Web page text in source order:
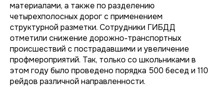
материалами, а также по разделению
четырехполосных дорог с применением
структурной разметки. Сотрудники ГИБДД
отметили снижение дорожно-транспортных
происшествий с пострадавшими и увеличение
профмероприятий. Так, только со школьниками в
этом году было проведено порядка 500 бесед и 110
рейдов различной направленности.